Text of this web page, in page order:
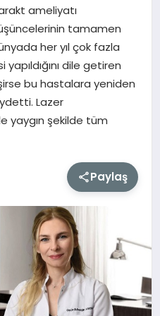
ameliyatı
tamamen
her yıl çok fazla
dile getiren
bu hastalara yeniden
Lazer
yaygın şekilde tüm
Paylaş